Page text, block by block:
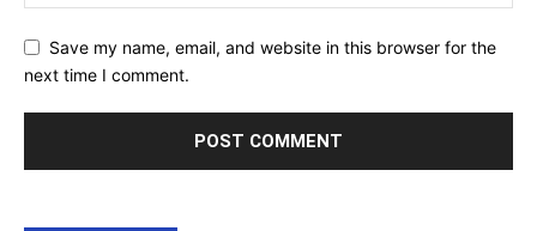
Save my name, email, and website in this browser for the
next time I comment.